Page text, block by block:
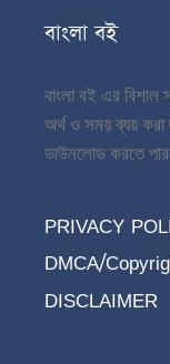
বাংলা বই
বাংলা বই এর
অর্থ ও সময় ব্যয় করা
ডাউনলোড করতে
PRIVACY
DMCA/
DISCLAIMER